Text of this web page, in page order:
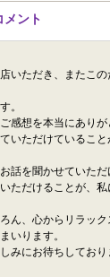
メント
いただき、またこ
。
感想を本当にありが
いただけているこ
話を聞かせていた
ただけることが、
ん、心からリラッ
いります。
みにお待ちしており